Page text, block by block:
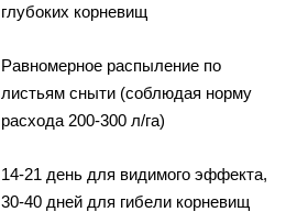
глубоких корневищ
Равномерное распыление по
листьям сныти (соблюдая норму
расхода 200-300 л/га)
14-21 день для видимого эффекта,
30-40 дней для гибели корневищ